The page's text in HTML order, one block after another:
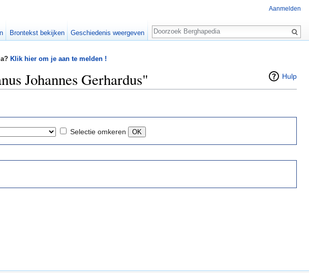
Klik hier om je aan te melden !
Hulp
Johannes Gerhardus"
Selectie omkeren
Aanmelden
Brontekst bekijken Geschiedenis weergeven
Zoeken